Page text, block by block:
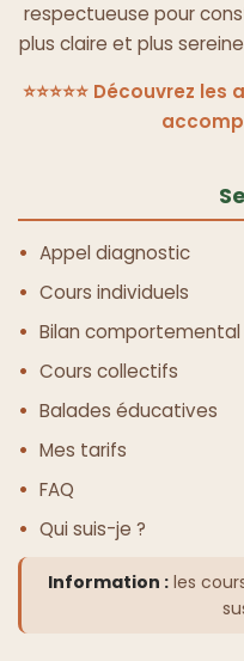
respectueuse pour
plus claire et plus
⭐⭐⭐⭐⭐ Découvrez
Appel diagnostic
Cours individuels
Bilan comportemental
Cours collectifs
Balades éducatives
Mes tarifs
FAQ
Qui suis-je ?
Information : les